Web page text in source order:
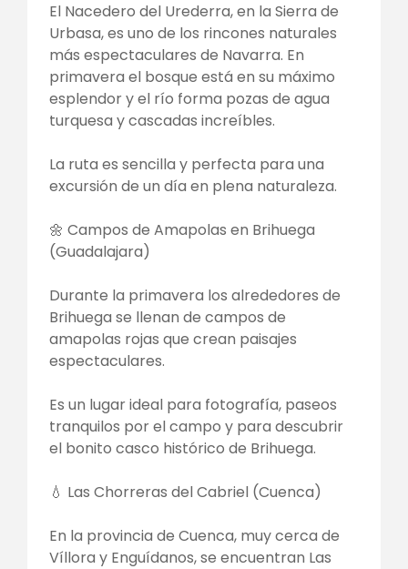
El Nacedero del Urederra, en la Sierra de
Urbasa, es uno de los rincones naturales
más espectaculares de Navarra. En
primavera el bosque está en su máximo
esplendor y el río forma pozas de agua
turquesa y cascadas increíbles.
La ruta es sencilla y perfecta para una
excursión de un día en plena naturaleza.
🌼 Campos de Amapolas en Brihuega
(Guadalajara)
Durante la primavera los alrededores de
Brihuega se llenan de campos de
amapolas rojas que crean paisajes
espectaculares.
Es un lugar ideal para fotografía, paseos
tranquilos por el campo y para descubrir
el bonito casco histórico de Brihuega.
💧 Las Chorreras del Cabriel (Cuenca)
En la provincia de Cuenca, muy cerca de
Víllora y Enguídanos, se encuentran Las